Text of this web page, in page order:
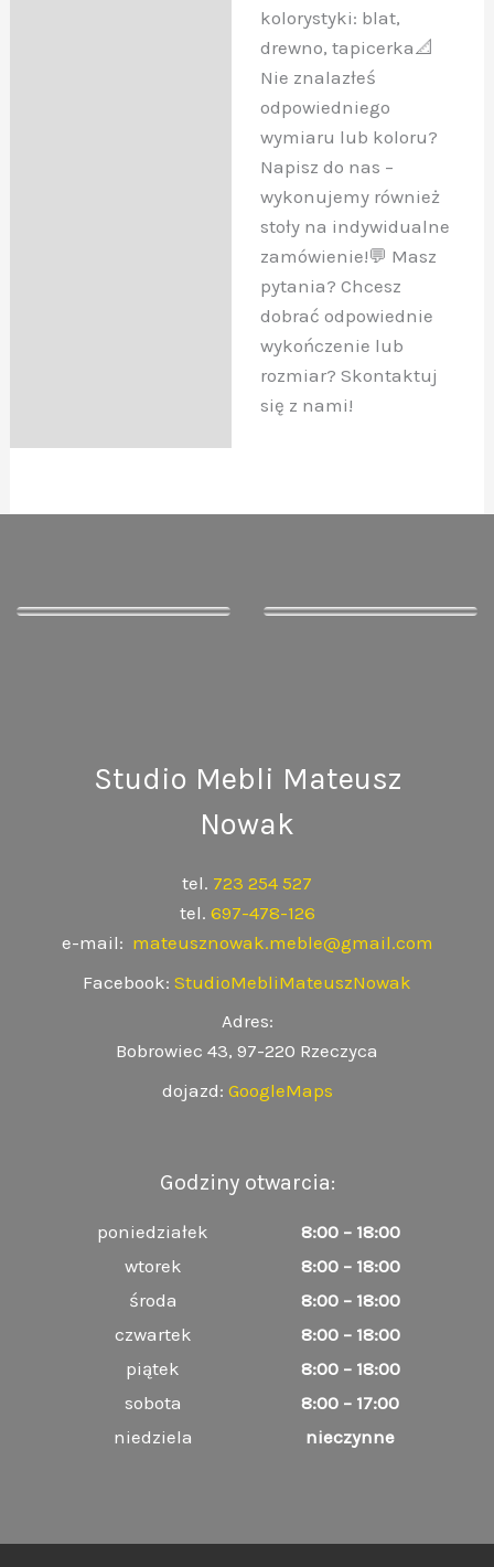
kolorystyki: blat,
drewno, tapicerka📐
Nie znalazłeś
odpowiedniego
wymiaru lub koloru?
Napisz do nas –
wykonujemy również
stoły na indywidualne
zamówienie!💬 Masz
pytania? Chcesz
dobrać odpowiednie
wykończenie lub
rozmiar? Skontaktuj
się z nami!
Studio Mebli Mateusz
Nowak
tel. 723 254 527
tel. 697-478-126
e-mail: mateusznowak.meble@gmail.com
Facebook: StudioMebliMateuszNowak
Adres:
Bobrowiec 43, 97-220 Rzeczyca
dojazd: GoogleMaps
Godziny otwarcia:
poniedziałek
8:00 – 18:00
wtorek
8:00 – 18:00
środa
8:00 – 18:00
czwartek
8:00 – 18:00
piątek
8:00 – 18:00
sobota
8:00 – 17:00
niedziela
nieczynne